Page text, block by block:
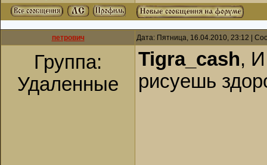
петрович Дата: Пятница, 16.04.2010, 23:12 |
Группа:
Удаленные
Tigra_cash,
рисуешь